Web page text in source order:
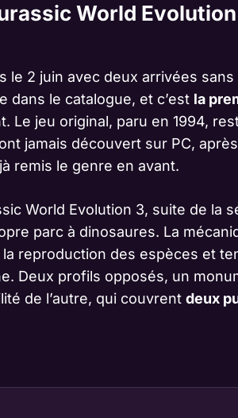
World
le 2 juin avec deux arrivées sans
dans le catalogue, et c’est la
Le jeu original, paru en 1994,
jamais découvert sur PC,
remis le genre en avant.
World Evolution 3, suite de la
parc à dinosaures. La
reproduction des espèces et
Deux profils opposés, un
de l’autre, qui couvrent deux